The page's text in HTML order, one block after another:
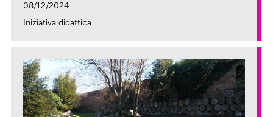
08/12/2024
Iniziativa didattica